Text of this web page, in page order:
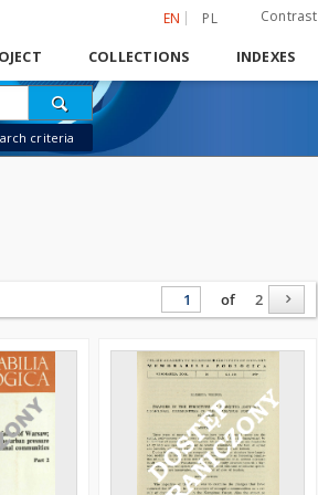
EN PL Contrast
COLLECTIONS INDEXES
criteria
of 2